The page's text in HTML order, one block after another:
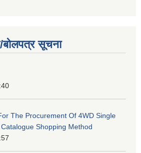
बोलपत्र सूचना
The Procurement Of 4WD Single
Shopping Method